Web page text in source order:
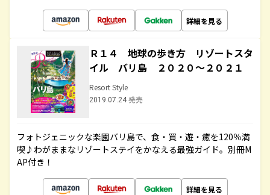
詳細を見る
Ｒ１４ 地球の歩き方 リゾートスタ
イル バリ島 ２０２０～２０２１
Resort Style
2019.07.24 発売
フォトジェニックな楽園バリ島で、食・買・遊・癒を120％満
喫♪わがままなリゾートステイをかなえる最強ガイド。別冊M
AP付き！
詳細を見る